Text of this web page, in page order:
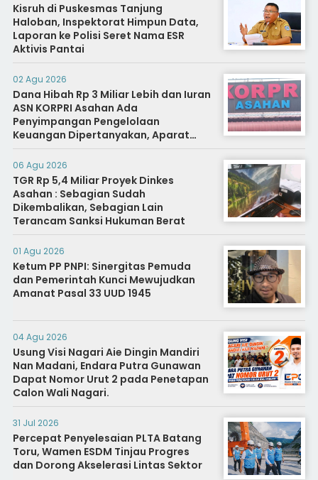
Kisruh di Puskesmas Tanjung
Haloban, Inspektorat Himpun Data,
Laporan ke Polisi Seret Nama ESR
Aktivis Pantai
02 Agu 2026
Dana Hibah Rp 3 Miliar Lebih dan Iuran
ASN KORPRI Asahan Ada
Penyimpangan Pengelolaan
Keuangan Dipertanyakan, Aparat
Diminta Segera Usut
06 Agu 2026
TGR Rp 5,4 Miliar Proyek Dinkes
Asahan : Sebagian Sudah
Dikembalikan, Sebagian Lain
Terancam Sanksi Hukuman Berat
01 Agu 2026
Ketum PP PNPI: Sinergitas Pemuda
dan Pemerintah Kunci Mewujudkan
Amanat Pasal 33 UUD 1945
04 Agu 2026
Usung Visi Nagari Aie Dingin Mandiri
Nan Madani, Endara Putra Gunawan
Dapat Nomor Urut 2 pada Penetapan
Calon Wali Nagari.
31 Jul 2026
Percepat Penyelesaian PLTA Batang
Toru, Wamen ESDM Tinjau Progres
dan Dorong Akselerasi Lintas Sektor